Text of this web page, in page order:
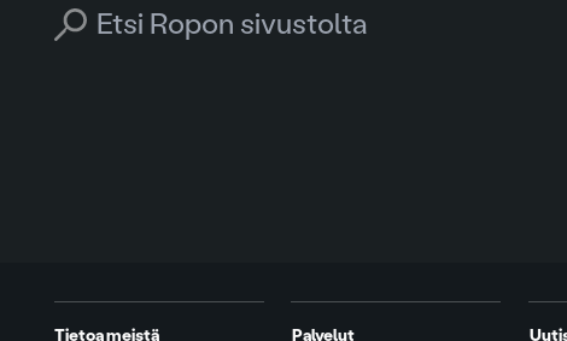
Search for:
Tietoa meistä Palvelut